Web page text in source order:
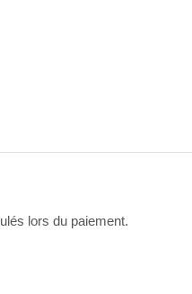
lors du paiement.